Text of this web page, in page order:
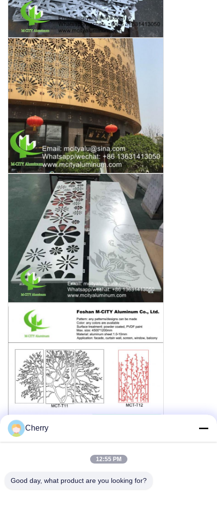
Cherry
12:55 PM
Good day, what product are you looking for?